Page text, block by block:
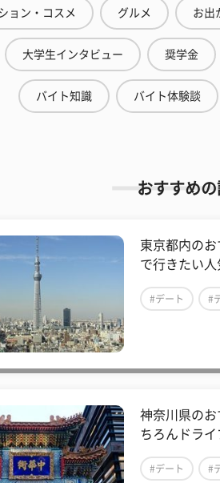
ョン・コスメ グルメ お出
大学生インタビュー 奨学金
バイト知識 バイト体験談
おすすめ
東京都内の
で行きたい
#デート #
神奈川県の
ちろんドラ
#デート #